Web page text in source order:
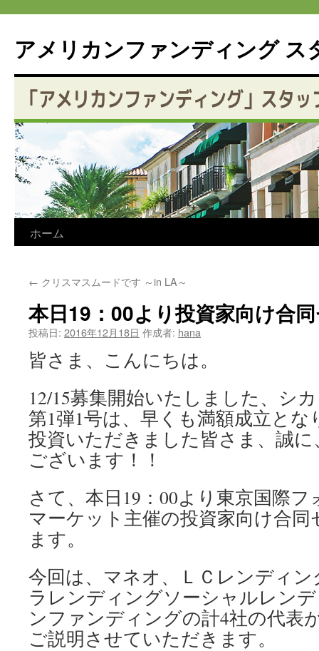
アメリカンファンディング ス
テ
ン
ツ
ッ
ホーム
← クリスマスムードです ～in LA～
本日19：00より投資家向け合
投稿日: 2016年12月18日 作成者: hana
皆さま、こんにちは。
12/15募集開始いたしました、シ
第1弾1号は、早くも満額成立とな
投資いただきました皆さま、誠
ございます！！
さて、本日19：00より東京国際フ
マーケット主催の投資家向け合
ます。
今回は、マネオ、ＬＣレンディ
ラレンディングソーシャルレン
ンファンディングの計4社の代表
ご説明させていただきます。